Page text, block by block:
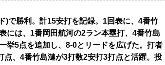
)で勝利。計15安打を記録。1回表に、4番竹
には、1番岡田航河の2ラン本塁打、4番竹島
挙5点を追加し、8-0とリードを広げた。打者
、4番竹島漣が3打数2安打3打点と活躍。投